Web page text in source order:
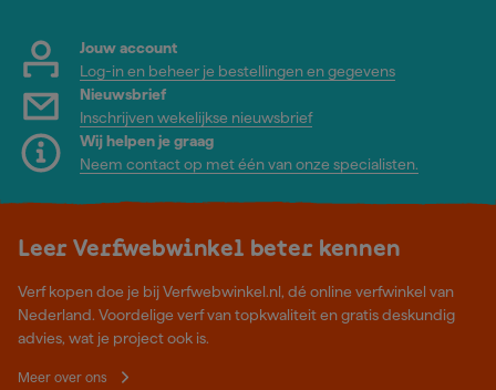
Jouw account
Log-in en beheer je bestellingen en gegevens
Nieuwsbrief
Inschrijven wekelijkse nieuwsbrief
Wij helpen je graag
Neem contact op met één van onze specialisten.
Leer Verfwebwinkel beter kennen
Verf kopen doe je bij Verfwebwinkel.nl, dé online verfwinkel van
Nederland. Voordelige verf van topkwaliteit en gratis deskundig
advies, wat je project ook is.
Meer over ons